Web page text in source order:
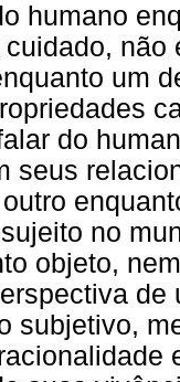
humano
um
do
seus
no
objeto,
subjetivo,